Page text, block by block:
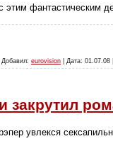
этим фантастическим
Добавил: eurovision | Дата: 01.07.08
закрутил
увлекся